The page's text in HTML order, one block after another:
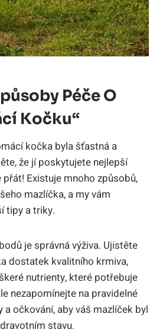
Péče O
Kočku“
kočka byla šťastná a
že jí poskytujete nejlepší
Existuje mnoho způsobů,
mazlíčka, a my vám
tipy a triky.
je správná výživa. Ujistěte
dostatek kvalitního krmiva,
nutrienty, které potřebuje
nezapomínejte na pravidelné
očkování, aby váš mazlíček byl
stavu.